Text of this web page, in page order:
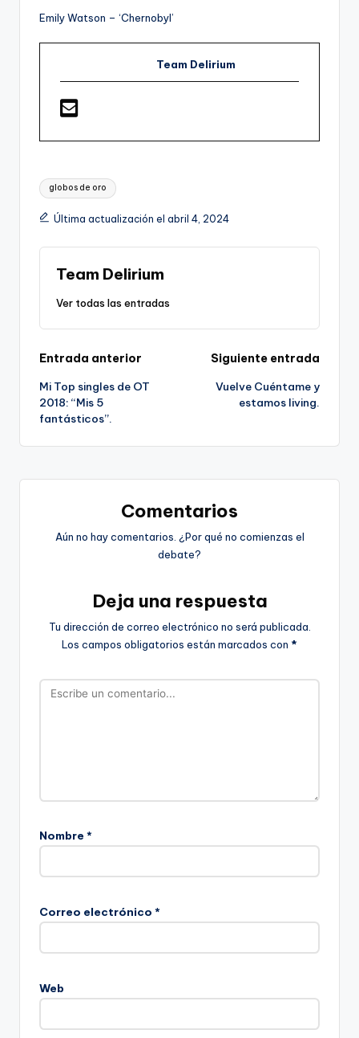
Emily Watson – ‘Chernobyl’
Team Delirium
Etiquetas:
globos de oro
Última actualización el abril 4, 2024
Team Delirium
Ver todas las entradas
Navegación
de
entradas
Entrada anterior
Mi Top singles de OT
2018: “Mis 5
fantásticos”.
Siguiente entrada
Vuelve Cuéntame y
estamos living.
Comentarios
Aún no hay comentarios. ¿Por qué no comienzas el
debate?
Deja una respuesta
Tu dirección de correo electrónico no será publicada.
Los campos obligatorios están marcados con *
Nombre *
Correo electrónico *
Web